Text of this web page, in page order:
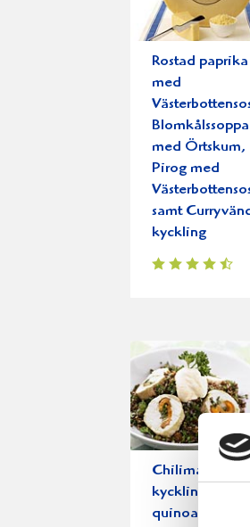
Rostad paprika
med
Blomkålssoppa
med Örtskum,
Pirog med
samt
kyckling
Chilimarinerad
kyckling- och
quinoasallad